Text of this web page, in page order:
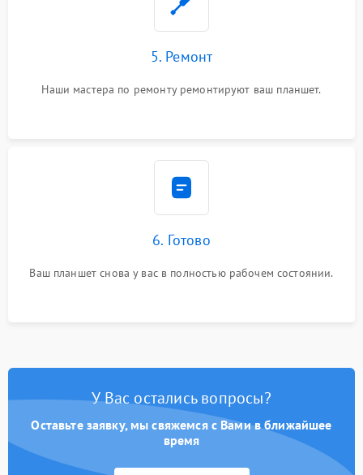
5. Ремонт
Наши мастера по ремонту ремонтируют ваш планшет.
6. Готово
Ваш планшет снова у вас в полностью рабочем состоянии.
У Вас остались вопросы?
Оставьте заявку, мы свяжемся с Вами в ближайшее
время